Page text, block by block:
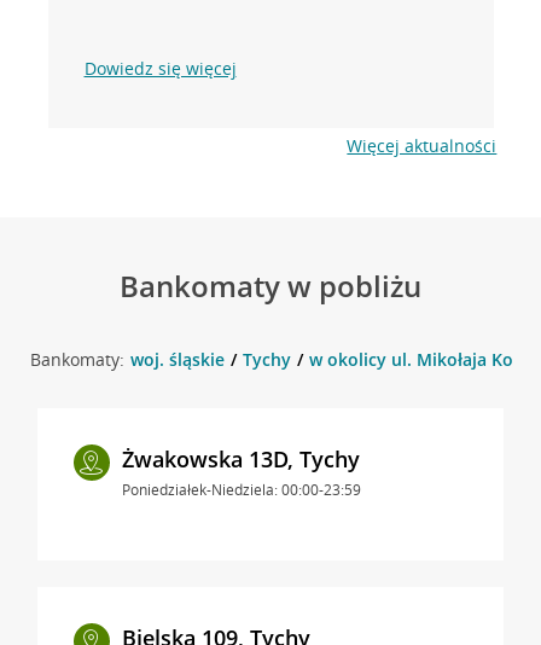
Dowiedz się więcej
Więcej aktualności
Bankomaty w pobliżu
Bankomaty: woj. śląskie Tychy w okolicy ul. Mikołaja
Żwakowska 13D, Tychy
Poniedziałek-Niedziela: 00:00-23:59
Bielska 109, Tychy